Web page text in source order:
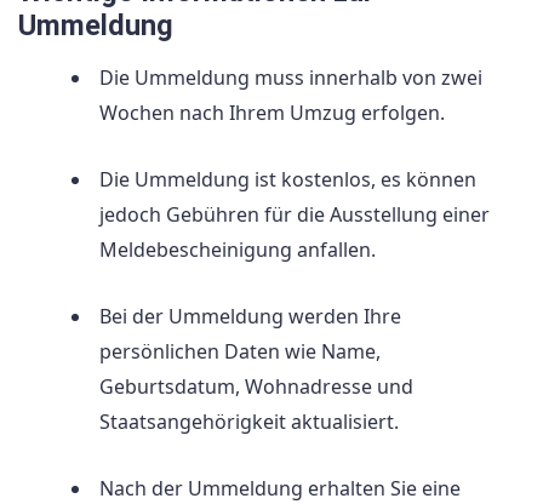
Ummeldung
Die Ummeldung muss innerhalb von zwei
Wochen nach Ihrem Umzug erfolgen.
Die Ummeldung ist kostenlos, es können
jedoch Gebühren für die Ausstellung einer
Meldebescheinigung anfallen.
Bei der Ummeldung werden Ihre
persönlichen Daten wie Name,
Geburtsdatum, Wohnadresse und
Staatsangehörigkeit aktualisiert.
Nach der Ummeldung erhalten Sie eine